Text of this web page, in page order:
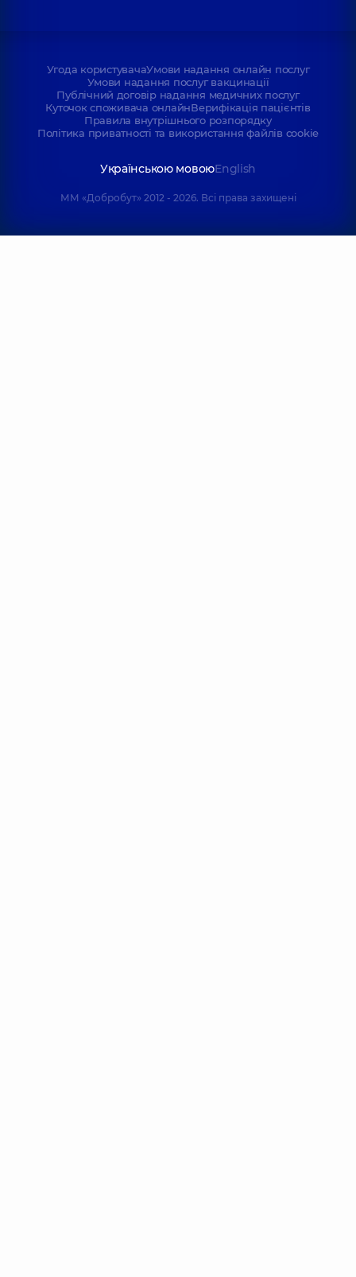
Угода користувачаУмови надання онлайн послуг
Умови надання послуг вакцинації
Публічний договір надання медичних послуг
Куточок споживача онлайнВерифікація пацієнтів
Правила внутрішнього розпорядку
Політика приватності та використання файлів cookie
Українською мовоюEnglish
ММ «Добробут» 2012 - 2026. Всі права захищені